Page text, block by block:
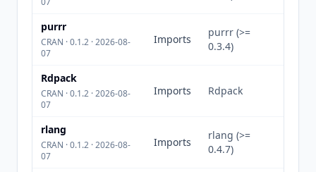
purrr
CRAN · 0.1.2 · 2026-08-
07
Imports
purrr (>=
0.3.4)
Rdpack
CRAN · 0.1.2 · 2026-08-
07
Imports Rdpack
rlang
CRAN · 0.1.2 · 2026-08-
07
Imports
rlang (>=
0.4.7)